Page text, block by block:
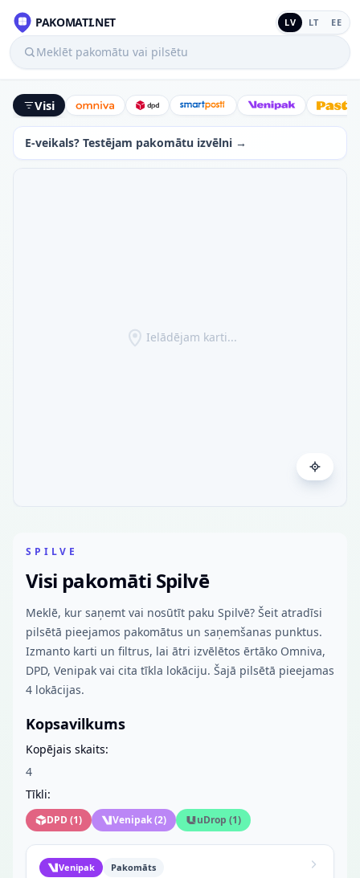
PAKOMATI.NET LV LT EE
Meklēt pakomātu vai pilsētu
Visi Omniva DPD SmartPostiVenipak
E-veikals? Testējam pakomātu izvēlni →
Ielādējam karti...
SPILVE
Visi pakomāti Spilvē
Meklē, kur saņemt vai nosūtīt paku Spilvē? Šeit atradīsi
pilsētā pieejamos pakomātus un saņemšanas punktus.
Izmanto karti un filtrus, lai ātri izvēlētos ērtāko Omniva,
DPD, Venipak vai cita tīkla lokāciju. Šajā pilsētā pieejamas
4 lokācijas.
Kopsavilkums
Kopējais skaits:
4
Tīkli:
DPD(1) Venipak(2) uDrop (1)
Venipak Pakomāts